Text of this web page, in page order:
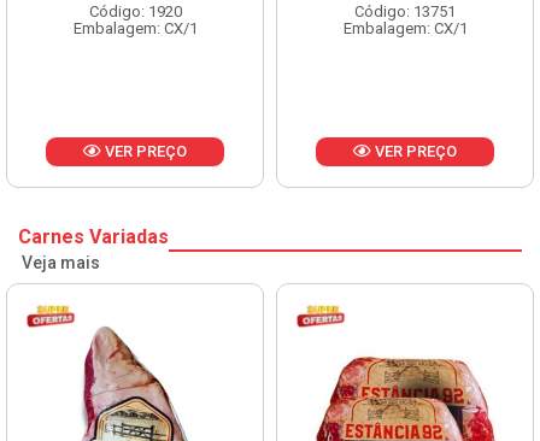
Código: 13751
Embalagem: CX/1
VER PREÇO
Código: 1785
Embalagem: KG/10
VER PREÇO
Carnes Variadas
Veja mais